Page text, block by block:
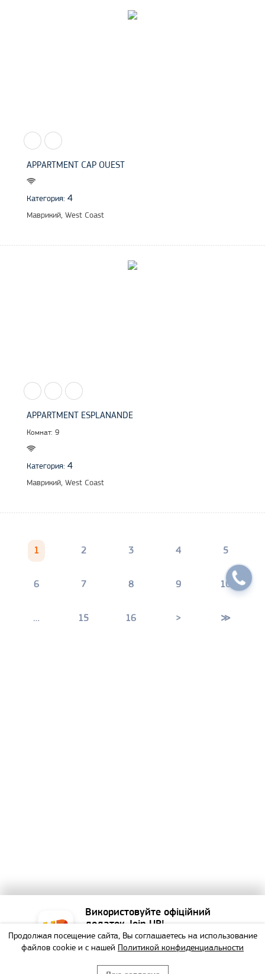
APPARTMENT CAP OUEST
Категория: 4
Маврикий, West Coast
APPARTMENT ESPLANANDE
Комнат: 9
Категория: 4
Маврикий, West Coast
1 2 3 4 5
6 7 8 9 10
… 15 16 > ≫
Продолжая посещение сайта, Вы соглашаетесь на использование
файлов cookie и с нашей Политикой конфиденциальности
Використовуйте офіційний
додаток Join UP!
Найзручніший спосіб
забронювати тур!